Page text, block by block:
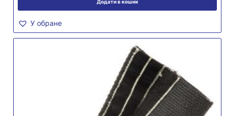
Додати в кошик
У обране